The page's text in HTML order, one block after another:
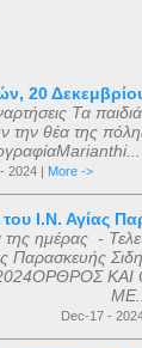
20
Τα
την θέα της
2024 | More ->
Ι.Ν. Αγίας
ημέρας -
Παρασκευής
2024ΟΡΘΡΟΣ
Dec-17 -